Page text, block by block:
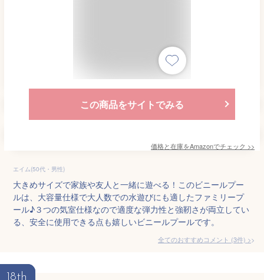
この商品をサイトでみる
価格と在庫をAmazonでチェック >>
エイム(50代・男性)
大きめサイズで家族や友人と一緒に遊べる！このビニールプー
ルは、大容量仕様で大人数での水遊びにも適したファミリープ
ール♪３つの気室仕様なので適度な弾力性と強靭さが両立してい
る、安全に使用できる点も嬉しいビニールプールです。
全てのおすすめコメント (3件) >
18th